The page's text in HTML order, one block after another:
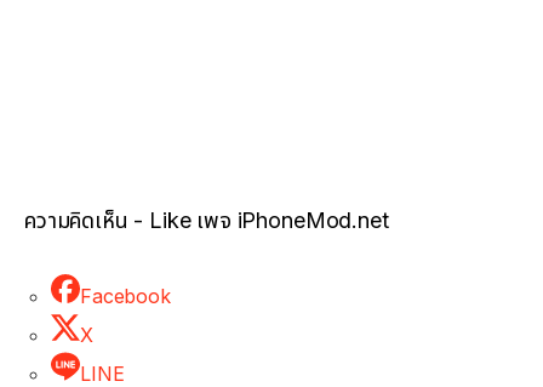
ความคิดเห็น - Like เพจ iPhoneMod.net
Facebook
X
LINE